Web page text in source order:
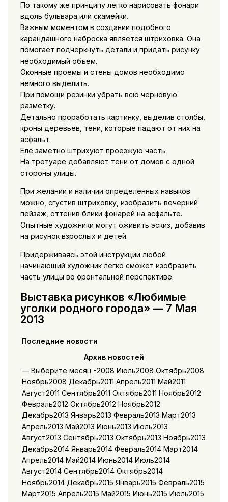
По такому же принципу легко нарисовать фонари
вдоль бульвара или скамейки.
Важным моментом в создании подобного
карандашного наброска является штриховка. Она
помогает подчеркнуть детали и придать рисунку
необходимый объем.
Оконные проемы и стены домов необходимо
немного выделить.
При помощи резинки убрать всю черновую
разметку.
Детально проработать картинку, выделив столбы,
кроны деревьев, тени, которые падают от них на
асфальт.
Еле заметно штрихуют проезжую часть.
На тротуаре добавляют тени от домов с одной
стороны улицы.
При желании и наличии определенных навыков
можно, сгустив штриховку, изобразить вечерний
пейзаж, оттенив блики фонарей на асфальте.
Опытные художники могут оживить эскиз, добавив
на рисунок взрослых и детей.
Придерживаясь этой инструкции любой
начинающий художник легко сможет изобразить
часть улицы во фронтальной перспективе.
Выставка рисунков «Любимые
уголки родного города» — 7 Мая
2013
Последние новости
Архив новостей
— Выберите месяц -2008 Июль2008 Октябрь2008
Ноябрь2008 Декабрь2011 Апрель2011 Май2011
Август2011 Сентябрь2011 Октябрь2011 Ноябрь2012
Февраль2012 Октябрь2012 Ноябрь2012
Декабрь2013 Январь2013 Февраль2013 Март2013
Апрель2013 Май2013 Июнь2013 Июль2013
Август2013 Сентябрь2013 Октябрь2013 Ноябрь2013
Декабрь2014 Январь2014 Февраль2014 Март2014
Апрель2014 Май2014 Июнь2014 Июль2014
Август2014 Сентябрь2014 Октябрь2014
Ноябрь2014 Декабрь2015 Январь2015 Февраль2015
Март2015 Апрель2015 Май2015 Июнь2015 Июль2015